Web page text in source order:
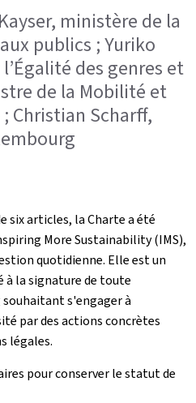
ministère de la
publics ; Yuriko
des genres et
de la Mobilité et
Christian Scharff,
six articles, la Charte a été
More Sustainability(IMS),
quotidienne. Elle est un
la signature de toute
s'engager à
par des actions concrètes
légales.
pour conserver le statut de